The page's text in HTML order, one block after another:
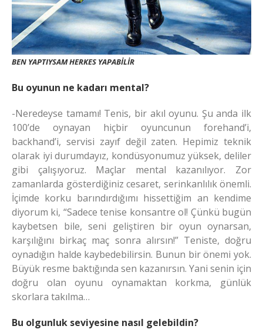
BEN YAPTIYSAM HERKES YAPABİLİR
Bu oyunun ne kadarı mental?
-Neredeyse tamamı! Tenis, bir akıl oyunu. Şu anda ilk
100’de oynayan hiçbir oyuncunun forehand’i,
backhand’i, servisi zayıf değil zaten. Hepimiz teknik
olarak iyi durumdayız, kondüsyonumuz yüksek, deliler
gibi çalışıyoruz. Maçlar mental kazanılıyor. Zor
zamanlarda gösterdiğiniz cesaret, serinkanlılık önemli.
İçimde korku barındırdığımı hissettiğim an kendime
diyorum ki, “Sadece tenise konsantre ol! Çünkü bugün
kaybetsen bile, seni geliştiren bir oyun oynarsan,
karşılığını birkaç maç sonra alırsın!” Teniste, doğru
oynadığın halde kaybedebilirsin. Bunun bir önemi yok.
Büyük resme baktığında sen kazanırsın. Yani senin için
doğru olan oyunu oynamaktan korkma, günlük
skorlara takılma…
Bu olgunluk seviyesine nasıl gelebildin?